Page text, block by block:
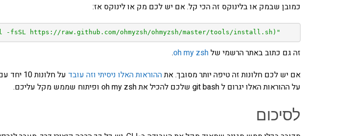
כמובן שבמק או בלינוקס זה הכי קל. אם יש לכם מק או לינוקס אז:
-fsSL https://raw.github.com/ohmyzsh/ohmyzsh/master/tools/install.sh)"
זה גם כתוב באתר הרשמי שלoh my zsh
.
אם יש לכם חלונות זה טיפה יותר מסובך. אתההוראות האלו ניסיתי וזה עובד
על ההוראות האלו יגרום ל git bash שלכם להכיל את oh my zsh ופיתוח שממש מקל עליכם.
לסיכום